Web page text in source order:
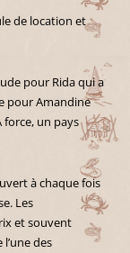
de location et
pour Rida qui a
pour Amandine
force, un pays
à chaque fois
Les
et souvent
des